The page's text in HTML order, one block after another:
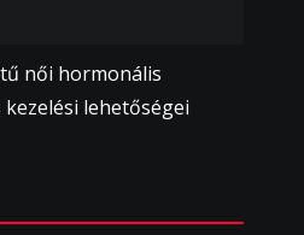
női hormonális
lehetőségei